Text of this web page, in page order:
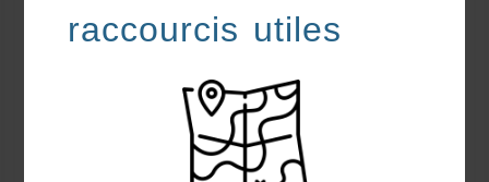
raccourcis utiles